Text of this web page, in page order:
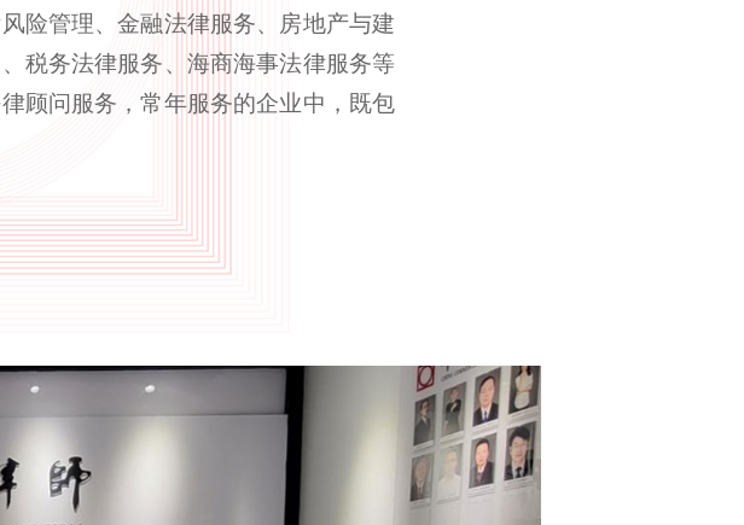
险管理、金融法律服务、房地产与建
税务法律服务、海商海事法律服务等
顾问服务，常年服务的企业中，既包